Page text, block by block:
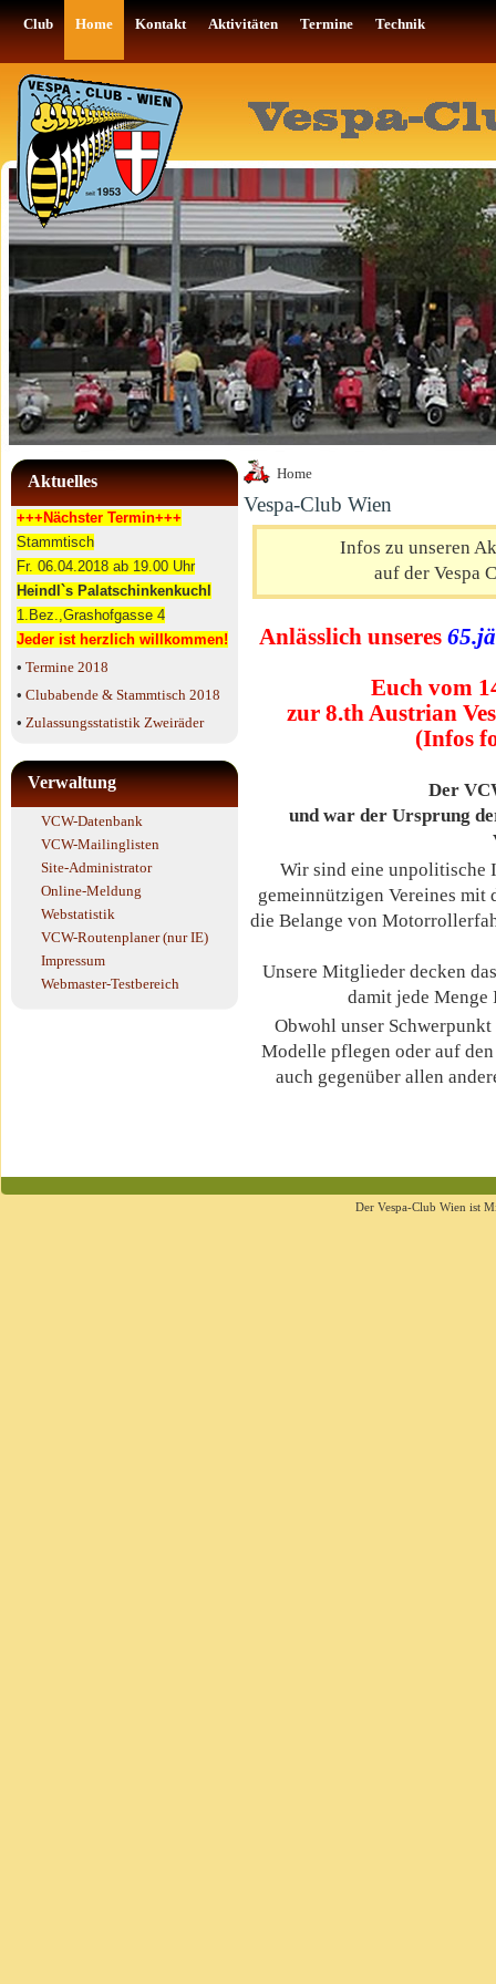
Club Home Kontakt Aktivitäten Termine Technik
Aktuelles
+++Nächster Termin+++
Stammtisch
Fr. 06.04.2018 ab 19.00 Uhr
Heindl`s Palatschinkenkuchl
1.Bez.,Grashofgasse 4
Jeder ist herzlich willkommen!
• Termine 2018
• Clubabende & Stammtisch 2018
• Zulassungsstatistik Zweiräder
Verwaltung
VCW-Datenbank
VCW-Mailinglisten
Site-Administrator
Online-Meldung
Webstatistik
VCW-Routenplaner (nur IE)
Impressum
Webmaster-Testbereich
Home
Vespa-Club Wien
Infos zu unseren
auf der Vespa
Anlässlich unseres
Euch vom
zur 8.th Austrian
(Infos
Der
und war der Ursprung
Wir sind eine unpolitische
gemeinnützigen Vereines mit
die Belange von
Unsere Mitglieder decken
damit jede Menge
Obwohl unser
Modelle pflegen oder auf
auch gegenüber allen
Der Vespa-Club Wien ist